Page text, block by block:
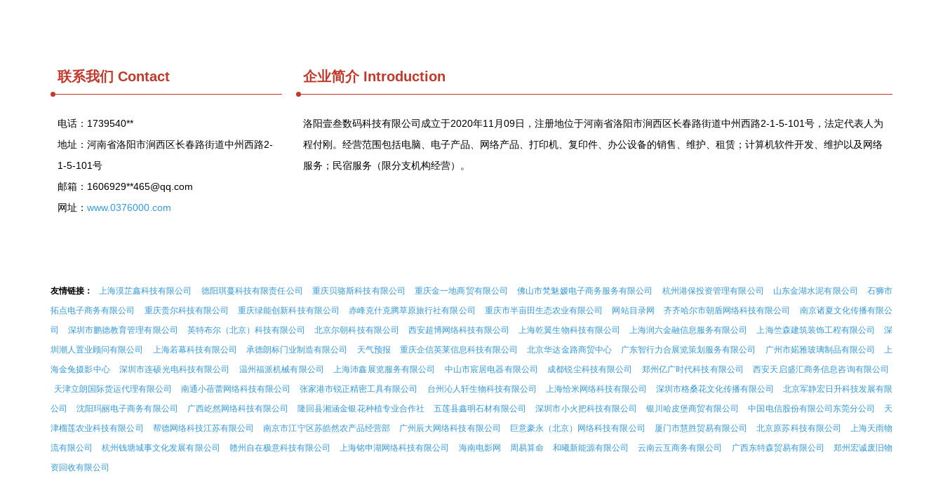
联系我们 Contact
电话：1739540**
地址：河南省洛阳市涧西区长春路街道中州西路2-
1-5-101号
邮箱：1606929**465@qq.com
网址： www.0376000.com
企业简介Introduction
洛阳壹叁数码科技有限公司成立于2020年11月09日，注册地位于河南省洛阳市涧西区长春路街道中州西路2-1-5-101号，法定代表人为
程付刚。经营范围包括电脑、电子产品、网络产品、打印机、复印件、办公设备的销售、维护、租赁；计算机软件开发、维护以及网络
服务；民宿服务（限分支机构经营）。
友情链接： 上海漠芷鑫科技有限公司 德阳琪蔓科技有限责任公司 重庆贝骆斯科技有限公司 重庆金一地商贸有限公司 佛山市梵魅嫒电子商务服务有限公司 杭州港保投资管理有限公司 山东金湖水泥有限公司
石狮市
拓点电子商务有限公司
重庆贵尔科技有限公司 重庆绿能创新科技有限公司 赤峰克什克腾草原旅行社有限公司 重庆市半亩田生态农业有限公司 网站目录网 齐齐哈尔市朝盾网络科技有限公司
南京诸夏文化传播有限公
司
深圳市鹏德教育管理有限公司 英特布尔（北京）科技有限公司 北京尔朝科技有限公司 西安超博网络科技有限公司 上海乾翼生物科技有限公司 上海润六金融信息服务有限公司 上海竺森建筑装饰工程有限公司
深
圳潮人置业顾问有限公司
上海若幕科技有限公司 承德朗标门业制造有限公司 天气预报 重庆企信英莱信息科技有限公司 北京华达金路商贸中心 广东智行力合展览策划服务有限公司 广州市婼雅玻璃制品有限公司
上
海金兔摄影中心
深圳市连硕光电科技有限公司 温州福派机械有限公司 上海沛鑫展览服务有限公司 中山市宸居电器有限公司 成都锐尘科技有限公司 郑州亿广时代科技有限公司
西安天启盛汇商务信息咨询有限公司
天津立朗国际货运代理有限公司
南通小蓓蕾网络科技有限公司 张家港市锐正精密工具有限公司 台州沁人轩生物科技有限公司 上海恰米网络科技有限公司 深圳市格桑花文化传播有限公司
北京军静宏日升科技发展有限
公司
沈阳玛丽电子商务有限公司 广西屹然网络科技有限公司 隆回县湘涵金银花种植专业合作社 五莲县鑫明石材有限公司 深圳市小火把科技有限公司 银川哈皮堡商贸有限公司 中国电信股份有限公司东莞分公司
天
津榴莲农业科技有限公司
帮德网络科技江苏有限公司 南京市江宁区苏皓然农产品经营部 广州辰大网络科技有限公司 巨意豪永（北京）网络科技有限公司 厦门市慧胜贸易有限公司 北京原苏科技有限公司
上海天雨物
流有限公司
杭州钱塘城事文化发展有限公司 赣州自在极意科技有限公司 上海铭申湖网络科技有限公司 海南电影网 周易算命 和曦新能源有限公司 云南云互商务有限公司 广西东特森贸易有限公司
郑州宏诚废旧物
资回收有限公司